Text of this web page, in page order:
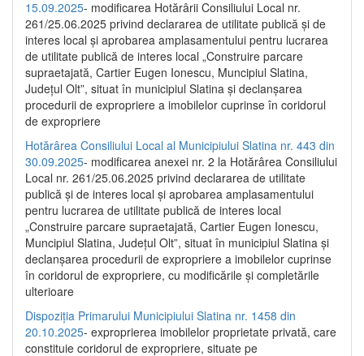
15.09.2025- modificarea Hotărârii Consiliului Local nr.
261/25.06.2025 privind declararea de utilitate publică și de
interes local și aprobarea amplasamentului pentru lucrarea
de utilitate publică de interes local „Construire parcare
supraetajată, Cartier Eugen Ionescu, Muncipiul Slatina,
Județul Olt”, situat în municipiul Slatina și declanșarea
procedurii de expropriere a imobilelor cuprinse în coridorul
de expropriere
Hotărârea Consiliului Local al Municipiului Slatina nr. 443 din
30.09.2025- modificarea anexei nr. 2 la Hotărârea Consiliului
Local nr. 261/25.06.2025 privind declararea de utilitate
publică şi de interes local şi aprobarea amplasamentului
pentru lucrarea de utilitate publică de interes local
„Construire parcare supraetajată, Cartier Eugen Ionescu,
Muncipiul Slatina, Judeţul Olt”, situat în municipiul Slatina şi
declanşarea procedurii de expropriere a imobilelor cuprinse
în coridorul de expropriere, cu modificările şi completările
ulterioare
Dispoziția Primarului Municipiului Slatina nr. 1458 din
20.10.2025- exproprierea imobilelor proprietate privată, care
constituie coridorul de expropriere, situate pe